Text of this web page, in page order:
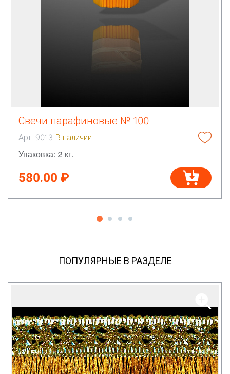
Свечи парафиновые № 100
Арт. 9013 В наличии
Упаковка: 2 кг.
580.00 ₽
ПОПУЛЯРНЫЕ В РАЗДЕЛЕ